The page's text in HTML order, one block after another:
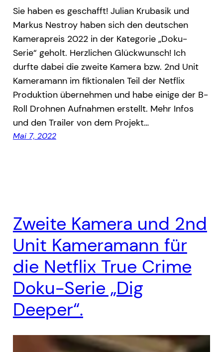
Sie haben es geschafft! Julian Krubasik und
Markus Nestroy haben sich den deutschen
Kamerapreis 2022 in der Kategorie „Doku-
Serie“ geholt. Herzlichen Glückwunsch! Ich
durfte dabei die zweite Kamera bzw. 2nd Unit
Kameramann im fiktionalen Teil der Netflix
Produktion übernehmen und habe einige der B-
Roll Drohnen Aufnahmen erstellt. Mehr Infos
und den Trailer von dem Projekt…
Mai 7, 2022
Zweite Kamera und 2nd
Unit Kameramann für
die Netflix True Crime
Doku-Serie „Dig
Deeper“.